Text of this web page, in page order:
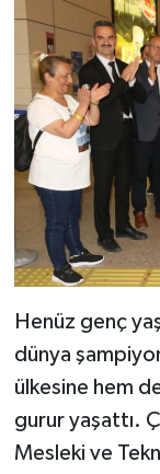
Henüz genç
dünya
ülkesine hem
gurur yaşattı.
Mesleki ve